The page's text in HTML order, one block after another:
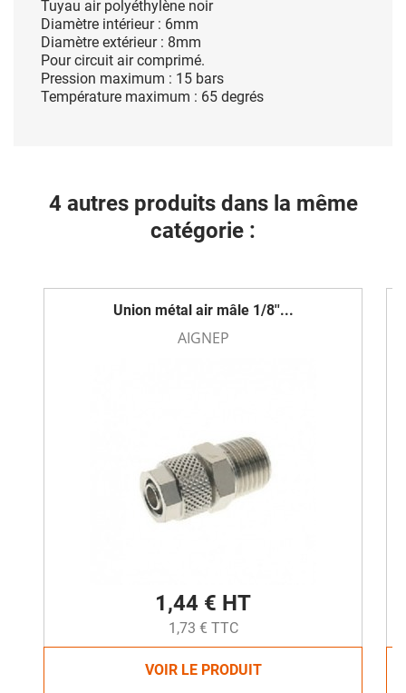
Tuyau air polyéthylène noir
Diamètre intérieur : 6mm
Diamètre extérieur : 8mm
Pour circuit air comprimé.
Pression maximum : 15 bars
Température maximum : 65 degrés
4 autres produits dans la même
catégorie :
Union métal air mâle 1/8''...
AIGNEP
1,44 € HT
1,73 € TTC
VOIR LE PRODUIT